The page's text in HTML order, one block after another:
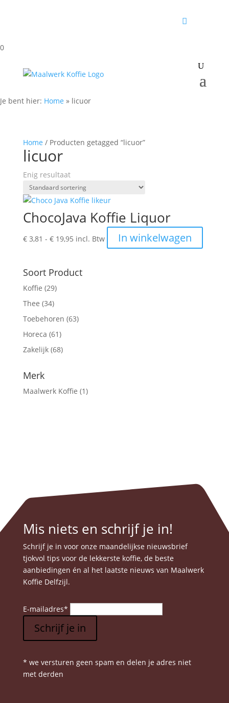
0
Je bent hier: Home » licuor
Home / Producten getagged “licuor”
licuor
Enig resultaat
ChocoJava Koffie Liquor
€3,81 - €19,95Prijsklasse:
€ 19,95
incl. Btw In winkelwagen
product
Soort Product
Koffie (29)
Thee (34)
Toebehoren (63)
Horeca (61)
Zakelijk (68)
Merk
Maalwerk Koffie (1)
Mis niets en schrijf je in!
Schrijf je in voor onze maandelijkse nieuwsbrief
tjokvol tips voor de lekkerste koffie, de beste
aanbiedingen én al het laatste nieuws van Maalwerk
Koffie Delfzijl.
E-mailadres*
Schrijf je in
* we versturen geen spam en delen je adres niet
met derden